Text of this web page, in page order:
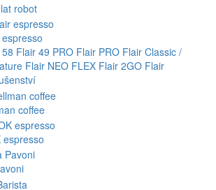
robot
Flair 49 PRO Flair PRO Flair Classic /
Flair NEO FLEX Flair 2GO Flair
coffee
espresso